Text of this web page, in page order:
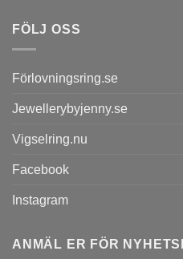
FÖLJ OSS
Förlovningsring.se
Jewellerybyjenny.se
Vigselring.nu
Facebook
Instagram
ANMÄL ER FÖR